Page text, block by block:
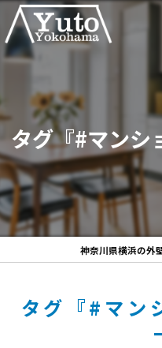
タグ『#マンシ
神奈川県横浜の外
タグ『#マン